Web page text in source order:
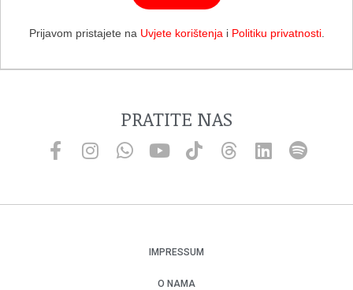
Prijavom pristajete na Uvjete korištenjai Politiku privatnosti.
PRATITE NAS
IMPRESSUM
O NAMA